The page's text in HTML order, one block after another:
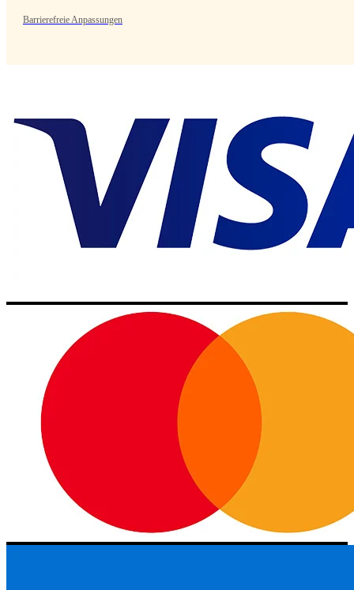
Barrierefreie Anpassungen